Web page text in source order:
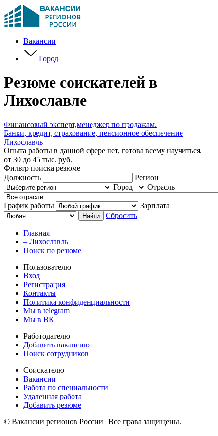
Вакансии
Город
Резюме соискателей в
Лихославле
Финансовый эксперт,менеджер по продажам.
Банки, кредит, страхование, пенсионное обеспечение
Лихославль
Опыта работы в данной сфере нет, готова всему научиться.
от 30 до 45 тыс. руб.
Фильтр поиска резюме
Должность
Регион
Город
Отрасль
График работы
Зарплата
Сбросить
Главная
– Лихославль
Поиск по резюме
Пользователю
Вход
Регистрация
Контакты
Политика конфиденциальности
Мы в telegram
Мы в ВК
Работодателю
Добавить вакансию
Поиск сотрудников
Соискателю
Вакансии
Работа по специальности
Удаленная работа
Добавить резюме
© Вакансии регионов России | Все права защищены.